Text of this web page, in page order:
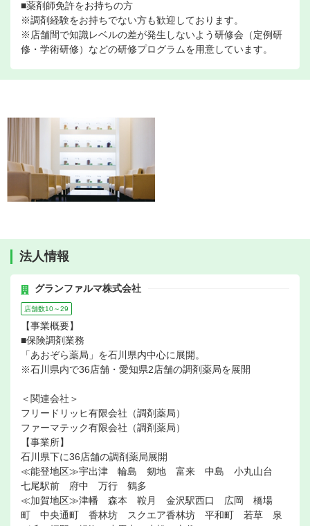
■薬剤師免許をお持ちの方
※調剤経験をお持ちでない方も歓迎しております。
※店舗間で知識レベルの差が発生しないよう研修会（定例研
修・学術研修）などの研修プログラムを用意しています。
法人情報
グランファルマ株式会社
店舗数10～29
【事業概要】
■保険調剤業務
「あおぞら薬局」を石川県内中心に展開。
※石川県内で36店舗・愛知県2店舗の調剤薬局を展開
＜関連会社＞
フリードリッヒ有限会社（調剤薬局）
ファーマテック有限会社（調剤薬局）
【事業所】
石川県下に36店舗の調剤薬局展開
≪能登地区≫宇出津 輪島 剱地 富来 中島 小丸山台
七尾駅前 府中 万行 鶴多
≪加賀地区≫津幡 森本 鞍月 金沢駅西口 広岡 橋場
町 中央通町 香林坊 スクエア香林坊 平和町 若草 泉